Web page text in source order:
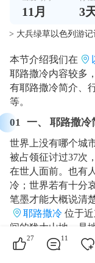
11 月 3
> 大兵绿草以色列游记
本节介绍我们在
耶路撒冷内容较多
有耶路撒冷简介、
等。
01 一、 耶路撒冷
世界上没有哪个城
被占领征讨过37次
在世人面前。也有
冷；世界若有十分
笔墨才能大概说清
耶路撒冷 位于
间的犹大山地，是
是一座历史悠久的
教、基督教和伊斯
27 11